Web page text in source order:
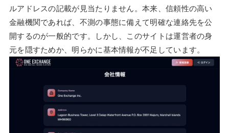
ルアドレスの記載が見当たりません。本来、信頼性の高い
金融機関であれば、不測の事態に備えて明確な連絡先を公
開するのが一般的です。しかし、このサイトは運営者の身
元を隠すためか、明らかに基本情報が不足しています。